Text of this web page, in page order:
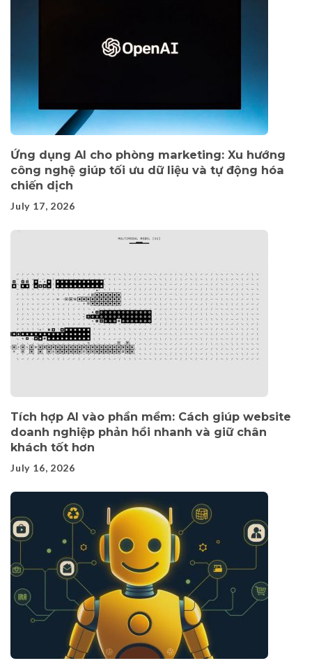
Ứng dụng AI cho phòng marketing: Xu hướng
công nghệ giúp tối ưu dữ liệu và tự động hóa
chiến dịch
July 17, 2026
Tích hợp AI vào phần mềm: Cách giúp website
doanh nghiệp phản hồi nhanh và giữ chân
khách tốt hơn
July 16, 2026